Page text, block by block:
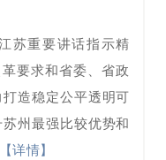
苏重要讲话指示精
要求和省委、省政
造稳定公平透明可
州最强比较优势和
【详情】